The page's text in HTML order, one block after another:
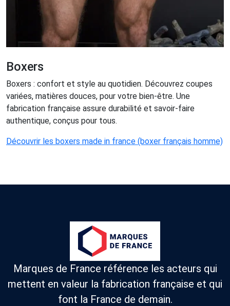
Boxers
Boxers : confort et style au quotidien. Découvrez coupes
variées, matières douces, pour votre bien-être. Une
fabrication française assure durabilité et savoir-faire
authentique, conçus pour tous.
Découvrir les boxers made in france (boxer français homme)
Marques de France référence les acteurs qui
mettent en valeur la fabrication française et qui
font la France de demain.